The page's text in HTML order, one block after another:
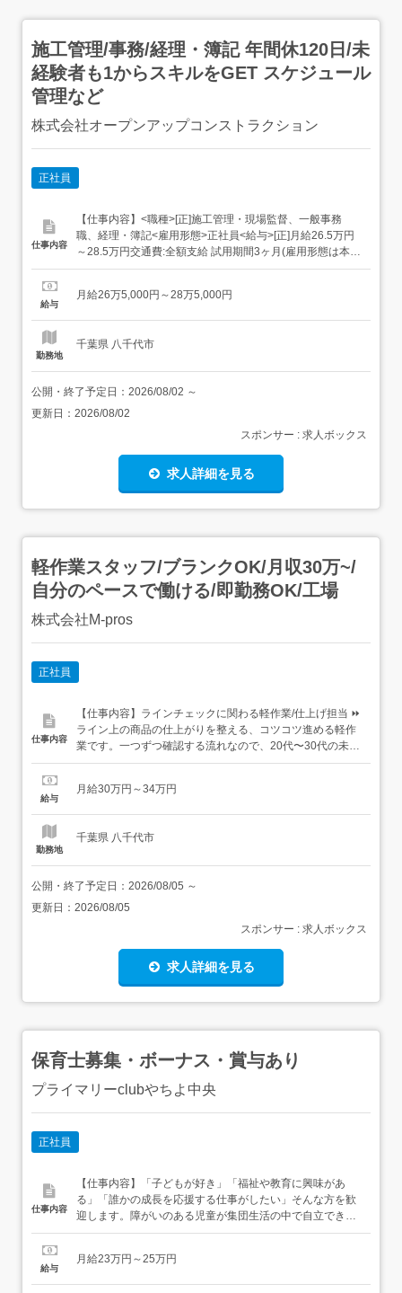
施工管理/事務/経理・簿記 年間休120日/未
経験者も1からスキルをGET スケジュール
管理など
株式会社オープンアップコンストラクション
正社員
仕事内容
【仕事内容】<職種>[正]施工管理・現場監督、一般事務
職、経理・簿記<雇用形態>正社員<給与>[正]月給26.5万円
～28.5万円交通費:全額支給 試用期間3ヶ月(雇用形態は本採
用時と同条件/給与は下記参照) 固定残業超過分は別途支給1
円～2～3ヶ月目:月給28万円 固定残業代3.7万円 20時間分...
給与
月給26万5,000円～28万5,000円
勤務地
千葉県 八千代市
公開・終了予定日： 2026/08/02 ～
更新日： 2026/08/02
スポンサー : 求人ボックス
求人詳細を見る
軽作業スタッフ/ブランクOK/月収30万~/
自分のペースで働ける/即勤務OK/工場
株式会社M-pros
正社員
仕事内容
【仕事内容】ラインチェックに関わる軽作業/仕上げ担当 ⏩
ライン上の商品の仕上がりを整える、コツコツ進める軽作
業です。一つずつ確認する流れなので、20代〜30代の未経
験者も段階的に慣れていけます。<こんな条件揃ってます!>
ほぼなし生活備品のレンタルが可能な案件もあり、働き方
給与
月給30万円～34万円
勤務地
千葉県 八千代市
公開・終了予定日： 2026/08/05 ～
更新日： 2026/08/05
スポンサー : 求人ボックス
求人詳細を見る
保育士募集・ボーナス・賞与あり
プライマリーclubやちよ中央
正社員
仕事内容
【仕事内容】「子どもが好き」「福祉や教育に興味があ
る」「誰かの成長を応援する仕事がしたい」そんな方を歓
迎します。障がいのある児童が集団生活の中で自立できる
よう、個別支援計画に基づいた支援を行います。6育(体
授業形式のプログラムで成長を支えます。 具体的なお仕
給与
月給23万円～25万円